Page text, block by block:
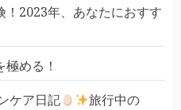
2023年、あなたにおすす
める！
ケア日記
旅行中の